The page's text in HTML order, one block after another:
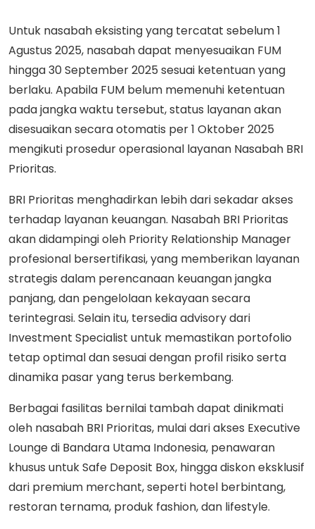
Untuk nasabah eksisting yang tercatat sebelum 1
Agustus 2025, nasabah dapat menyesuaikan FUM
hingga 30 September 2025 sesuai ketentuan yang
berlaku. Apabila FUM belum memenuhi ketentuan
pada jangka waktu tersebut, status layanan akan
disesuaikan secara otomatis per 1 Oktober 2025
mengikuti prosedur operasional layanan Nasabah BRI
Prioritas.
BRI Prioritas menghadirkan lebih dari sekadar akses
terhadap layanan keuangan. Nasabah BRI Prioritas
akan didampingi oleh Priority Relationship Manager
profesional bersertifikasi, yang memberikan layanan
strategis dalam perencanaan keuangan jangka
panjang, dan pengelolaan kekayaan secara
terintegrasi. Selain itu, tersedia advisory dari
Investment Specialist untuk memastikan portofolio
tetap optimal dan sesuai dengan profil risiko serta
dinamika pasar yang terus berkembang.
Berbagai fasilitas bernilai tambah dapat dinikmati
oleh nasabah BRI Prioritas, mulai dari akses Executive
Lounge di Bandara Utama Indonesia, penawaran
khusus untuk Safe Deposit Box, hingga diskon eksklusif
dari premium merchant, seperti hotel berbintang,
restoran ternama, produk fashion, dan lifestyle.